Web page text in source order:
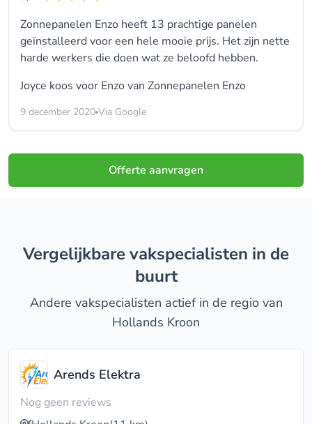
Zonnepanelen Enzo heeft 13 prachtige panelen
geïnstalleerd voor een hele mooie prijs. Het zijn nette
harde werkers die doen wat ze beloofd hebben.
Joyce koos voor Enzo van Zonnepanelen Enzo
9 december 2020 Via Google
Offerte aanvragen
Vergelijkbare vakspecialisten in de
buurt
Andere vakspecialisten actief in de regio van
Hollands Kroon
Arends Elektra
Nog geen reviews